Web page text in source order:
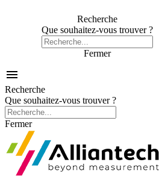
Recherche
Que souhaitez-vous trouver ?
Fermer

Recherche
Que souhaitez-vous trouver ?
Fermer